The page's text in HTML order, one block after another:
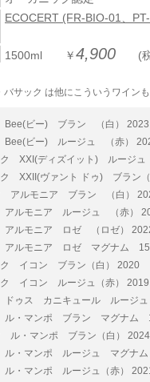
ECOCERT (FR-BIO-01、
1500ml ￥4,900 (
バサック は他にこういうワインも
Bee(ビー) ブラン （白） 2023
Bee(ビー) ルージュ （赤）
XXI(ディズイット) ルージュ
XXII(ヴァント ドゥ) ブラン
アルモニア ブラン （白）
アルモニア ルージュ （赤）
アルモニア ロゼ （ロゼ）
アルモニア ロゼ マグナム
ク イコン ブラン（白） 2020
ク イコン ルージュ（赤） 2019
ドゥス カニキュール ルージ
ル・マンポ ブラン マグナム
ル・マンポ ブラン（白） 2024
ル・マンポ ルージュ マグナ
・マンポ ルージュ（赤）